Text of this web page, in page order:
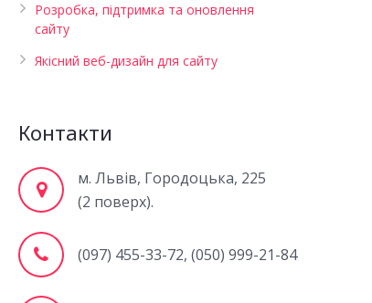
Розробка, підтримка та оновлення
сайту
Якісний веб-дизайн для сайту
Контакти
м. Львів, Городоцька, 225
(2 поверх).
(097) 455-33-72, (050) 999-21-84